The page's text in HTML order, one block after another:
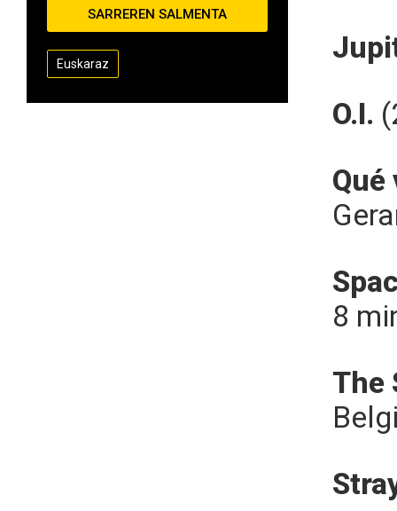
SARREREN SALMENTA
Euskaraz
O.I.
Qué
8
The